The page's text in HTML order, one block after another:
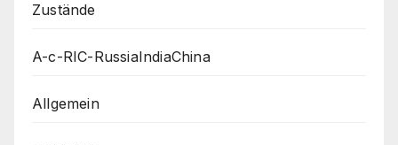
Zustände
A-c-RIC-RussiaIndiaChina
Allgemein